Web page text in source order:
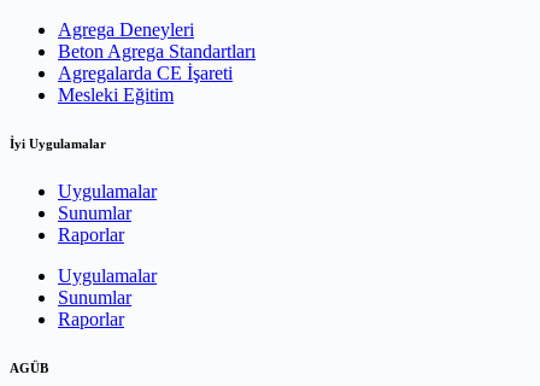
Agrega Deneyleri
Beton Agrega Standartları
Agregalarda CE İşareti
Mesleki Eğitim
İyi Uygulamalar
Uygulamalar
Sunumlar
Raporlar
Uygulamalar
Sunumlar
Raporlar
AGÜB